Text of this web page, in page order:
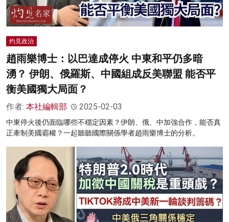
灼見政治
趙雨樂博士：以巴達成停火 中東和平仍多暗
湧？ 伊朗、俄羅斯、中國組成反美聯盟 能否平
衡美國獨大局面？
作者: 本社編輯部 2025-02-03
中東停火後仍面臨哪些不穩定因素？伊朗、俄、中加強合作，能否真
正牽制美國霸權？一起聽聽國際關係學者趙雨樂博士的分析。